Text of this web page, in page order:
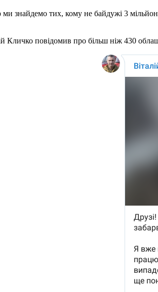
ми знайдемо тих, кому не байдужі 3
Кличко повідомив про більш ніж 430